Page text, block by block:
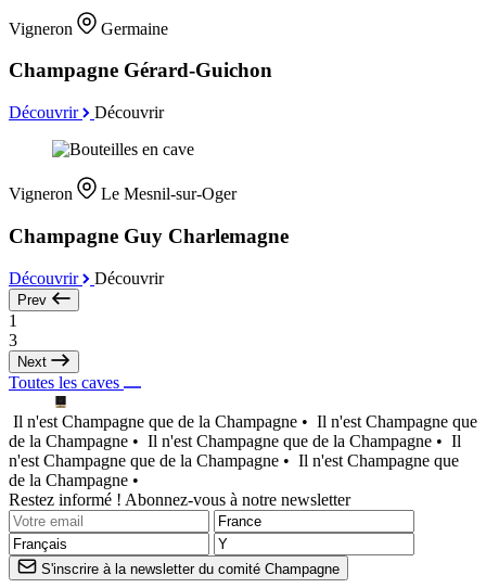
Vigneron Germaine
Champagne Gérard-Guichon
Découvrir Découvrir
Vigneron Le Mesnil-sur-Oger
Champagne Guy Charlemagne
Découvrir Découvrir
Prev
1
3
Next
Toutes les caves
Il n'est Champagne que de la Champagne • Il n'est Champagne que
de la Champagne • Il n'est Champagne que de la Champagne • Il
n'est Champagne que de la Champagne • Il n'est Champagne que
de la Champagne •
Restez informé ! Abonnez-vous à notre newsletter
S'inscrire à la newsletter du comité Champagne